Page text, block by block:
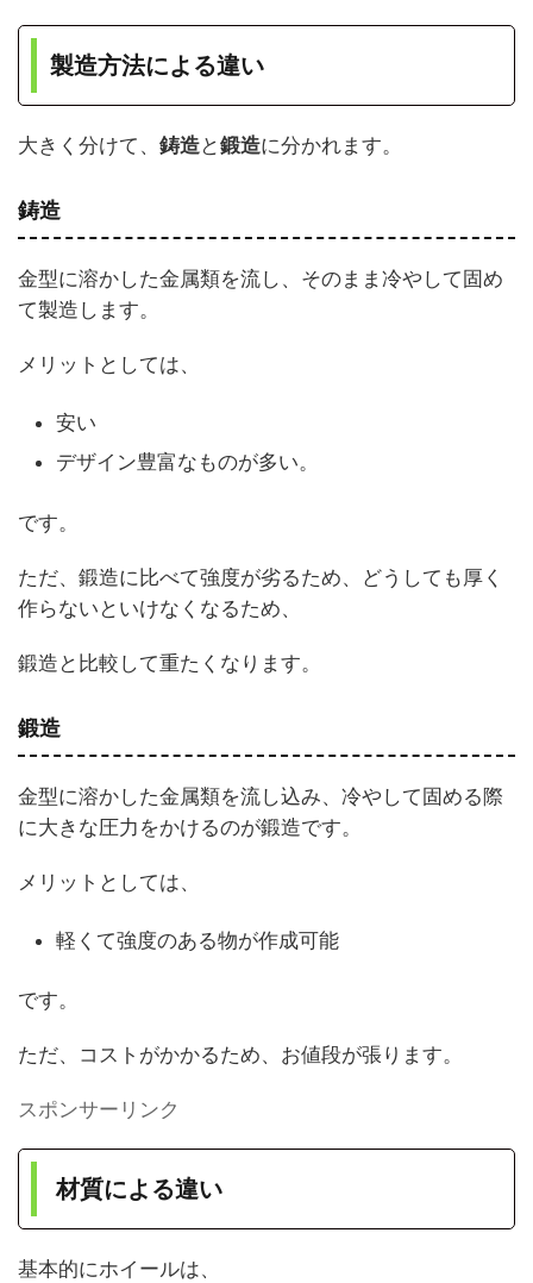
製造方法による違い
大きく分けて、 鋳造と鍛造に分かれます。
鋳造
金型に溶かした金属類を流し、そのまま冷やして固め
て製造します。
メリットとしては、
安い
デザイン豊富なものが多い。
です。
ただ、鍛造に比べて強度が劣るため、どうしても厚く
作らないといけなくなるため、
鍛造と比較して重たくなります。
鍛造
金型に溶かした金属類を流し込み、冷やして固める際
に大きな圧力をかけるのが鍛造です。
メリットとしては、
軽くて強度のある物が作成可能
です。
ただ、コストがかかるため、お値段が張ります。
スポンサーリンク
材質による違い
基本的にホイールは、